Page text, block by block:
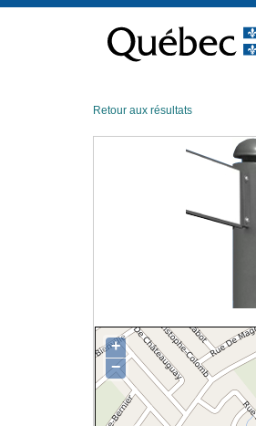
contenu
Retour aux résultats
+
−